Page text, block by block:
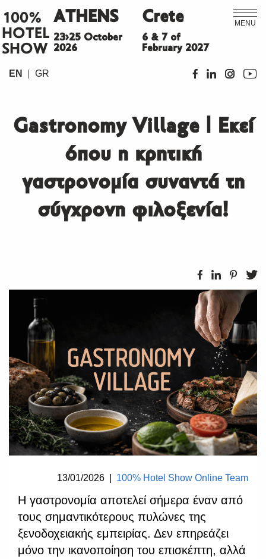
MENU
100%
HOTEL
SHOW
ATHENS
23>25 October
2026
Crete
6 & 7 of
February 2027
EN GR
Gastronomy Village | Εκεί
όπου η κρητική
γαστρονομία συναντά τη
σύγχρονη φιλοξενία!
13/01/2026 100% Hotel Show Online Team
Η γαστρονομία αποτελεί σήμερα έναν από
τους σημαντικότερους πυλώνες της
ξενοδοχειακής εμπειρίας. Δεν επηρεάζει
μόνο την ικανοποίηση του επισκέπτη, αλλά